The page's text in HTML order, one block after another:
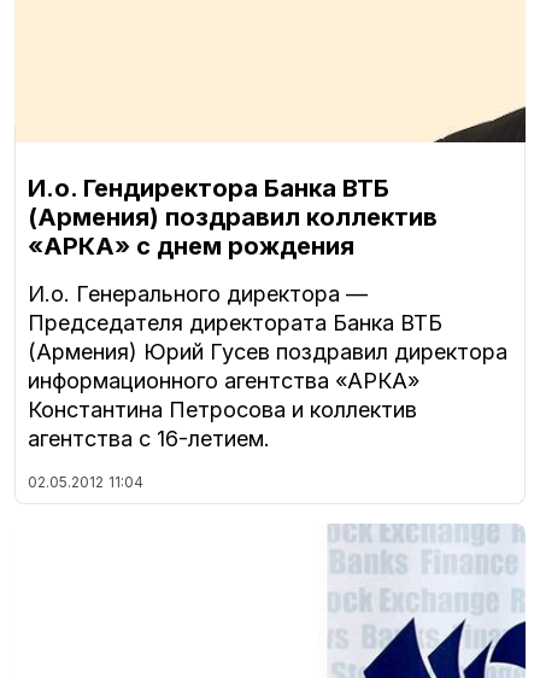
И.о. Гендиректора Банка ВТБ
(Армения) поздравил коллектив
«АРКА» с днем рождения
И.о. Генерального директора —
Председателя директората Банка ВТБ
(Армения) Юрий Гусев поздравил директора
информационного агентства «АРКА»
Константина Петросова и коллектив
агентства с 16-летием.
02.05.2012 11:04